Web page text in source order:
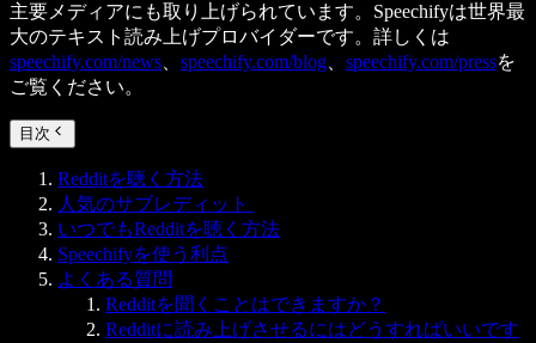
主要メディアにも取り上げられています。Speechifyは世界最
大のテキスト読み上げプロバイダーです。詳しくは
speechify.com/news
speechify.com/blog speechify.com/pressを
ご覧ください。
目次
Redditを聴く方法
人気のサブレディット
いつでもRedditを聴く方法
Speechifyを使う利点
よくある質問
Redditを聞くことはできますか？
Redditに読み上げさせるにはどうすればいいです